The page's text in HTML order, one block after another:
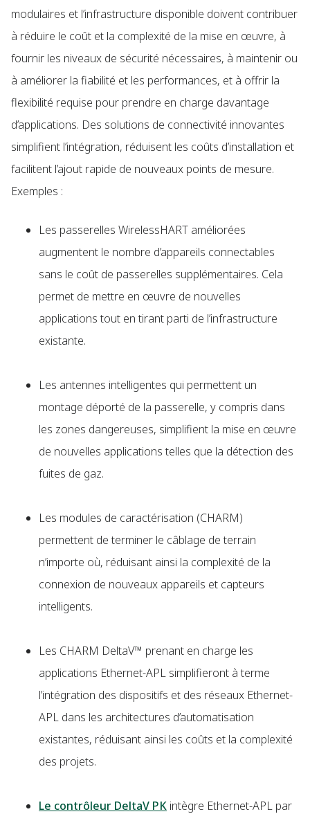
modulaires et l’infrastructure disponible doivent contribuer
à réduire le coût et la complexité de la mise en œuvre, à
fournir les niveaux de sécurité nécessaires, à maintenir ou
à améliorer la fiabilité et les performances, et à offrir la
flexibilité requise pour prendre en charge davantage
d’applications. Des solutions de connectivité innovantes
simplifient l’intégration, réduisent les coûts d’installation et
facilitent l’ajout rapide de nouveaux points de mesure.
Exemples :
Les passerelles WirelessHART améliorées
augmentent le nombre d’appareils connectables
sans le coût de passerelles supplémentaires. Cela
permet de mettre en œuvre de nouvelles
applications tout en tirant parti de l’infrastructure
existante.
Les antennes intelligentes qui permettent un
montage déporté de la passerelle, y compris dans
les zones dangereuses, simplifient la mise en œuvre
de nouvelles applications telles que la détection des
fuites de gaz.
Les modules de caractérisation (CHARM)
permettent de terminer le câblage de terrain
n’importe où, réduisant ainsi la complexité de la
connexion de nouveaux appareils et capteurs
intelligents.
Les CHARM DeltaV™ prenant en charge les
applications Ethernet-APL simplifieront à terme
l’intégration des dispositifs et des réseaux Ethernet-
APL dans les architectures d’automatisation
existantes, réduisant ainsi les coûts et la complexité
des projets.
Le contrôleur DeltaV PK intègre Ethernet-APL par